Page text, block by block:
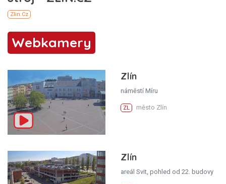
Webkamery
Zlín
náměstí Míru
ZL město Zlín
Zlín
areál Svit, pohled od 22. budovy